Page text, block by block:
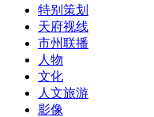
特别策划
天府视线
市州联播
人物
文化
人文旅游
影像